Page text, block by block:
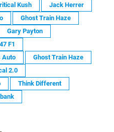
Kush
Jack Herrer
Ghost Train Haze
Gary Payton
F1
Auto
Ghost Train Haze
2.0
Think Different